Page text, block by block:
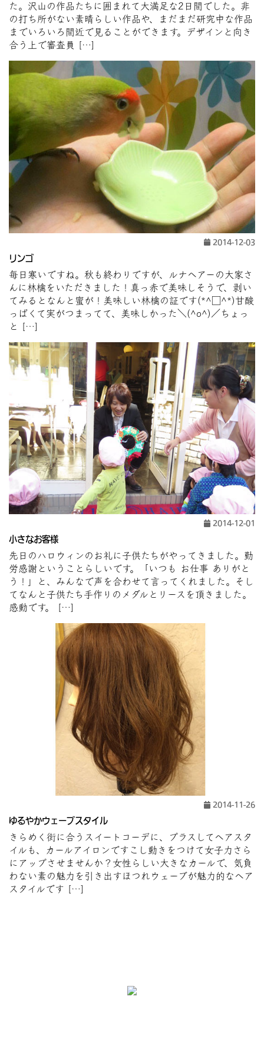
た。沢山の作品たちに囲まれて大満足な2日間でした。非
の打ち所がない素晴らしい作品や、まだまだ研究中な作品
までいろいろ間近で見ることができます。デザインと向き
合う上で審査員 […]
2014-12-03
リンゴ
毎日寒いですね。秋も終わりですが、ルナヘアーの大家さ
んに林檎をいただきました！真っ赤で美味しそうで、剥い
てみるとなんと蜜が！美味しい林檎の証です(*^□^*)甘酸
っぱくて実がつまってて、美味しかった＼(^o^)／ちょっ
と […]
2014-12-01
小さなお客様
先日のハロウィンのお礼に子供たちがやってきました。勤
労感謝ということらしいです。「いつも お仕事 ありがと
う！」と、みんなで声を合わせて言ってくれました。そし
てなんと子供たち手作りのメダルとリースを頂きました。
感動です。 […]
2014-11-26
ゆるやかウェーブスタイル
きらめく街に合うスイートコーデに、プラスしてヘアスタ
イルも、カールアイロンですこし動きをつけて女子力さら
にアップさせませんか？女性らしい大きなカールで、気負
わない素の魅力を引き出すほつれウェーブが魅力的なヘア
スタイルです […]